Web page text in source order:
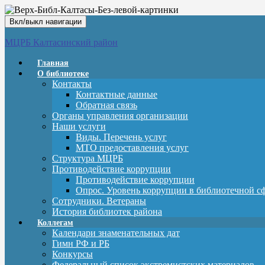
Вкл/выкл навигации
МЦРБ Калтасинский район
Главная
О библиотеке
Контакты
Контактные данные
Обратная связь
Органы управления организации
Наши услуги
Виды. Перечень услуг
МТО предоставления услуг
Структура МЦРБ
Противодействие коррупции
Противодействие коррупции
Опрос. Уровень коррупции в библиотечной
Сотрудники. Ветераны
История библиотек района
Коллегам
Календари знаменательных дат
Гимн РФ и РБ
Конкурсы